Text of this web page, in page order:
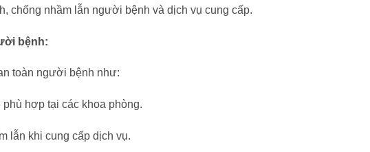
chống nhầm lẫn người bệnh và dịch vụ cung cấp.
bệnh:
toàn người bệnh như:
hợp tại các khoa phòng.
lẫn khi cung cấp dịch vụ.